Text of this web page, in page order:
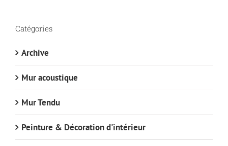
Catégories
Archive
Mur acoustique
Mur Tendu
Peinture & Décoration d'intérieur